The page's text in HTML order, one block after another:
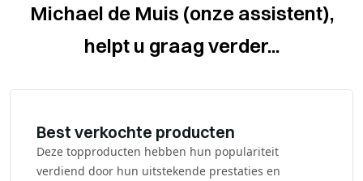
Michael de Muis (onze assistent),
helpt u graag verder...
Best verkochte producten
Deze topproducten hebben hun populariteit
verdiend door hun uitstekende prestaties en